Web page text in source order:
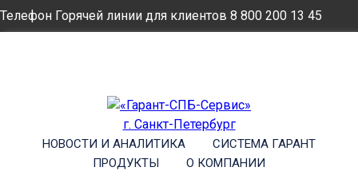
Телефон Горячей линии для клиентов 8 800 200 13 45
НОВОСТИ И АНАЛИТИКА
СИСТЕМА ГАРАНТ
ПРОДУКТЫ
О КОМПАНИИ